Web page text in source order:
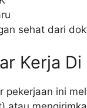
sehat dari
Kerja
pekerjaan ini